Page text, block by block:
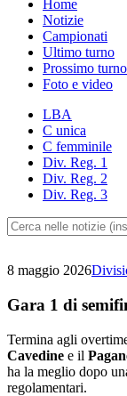
Home
Notizie
Campionati
Ultimo turno
Prossimo turno
Foto e video
LBA
C unica
C femminile
Div. Reg. 1
Div. Reg. 2
Div. Reg. 3
8 maggio 2026
Gara 1 di
Termina agli
Cavedine e il
ha la meglio dopo
regolamentari.